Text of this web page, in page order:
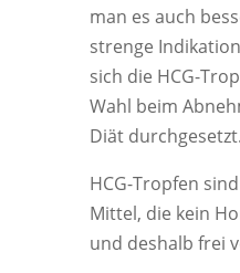
man es auch
strenge
sich die HCG-
Wahl beim
Diät durchgesetzt.
HCG-Tropfen
Mittel, die kein
und deshalb frei